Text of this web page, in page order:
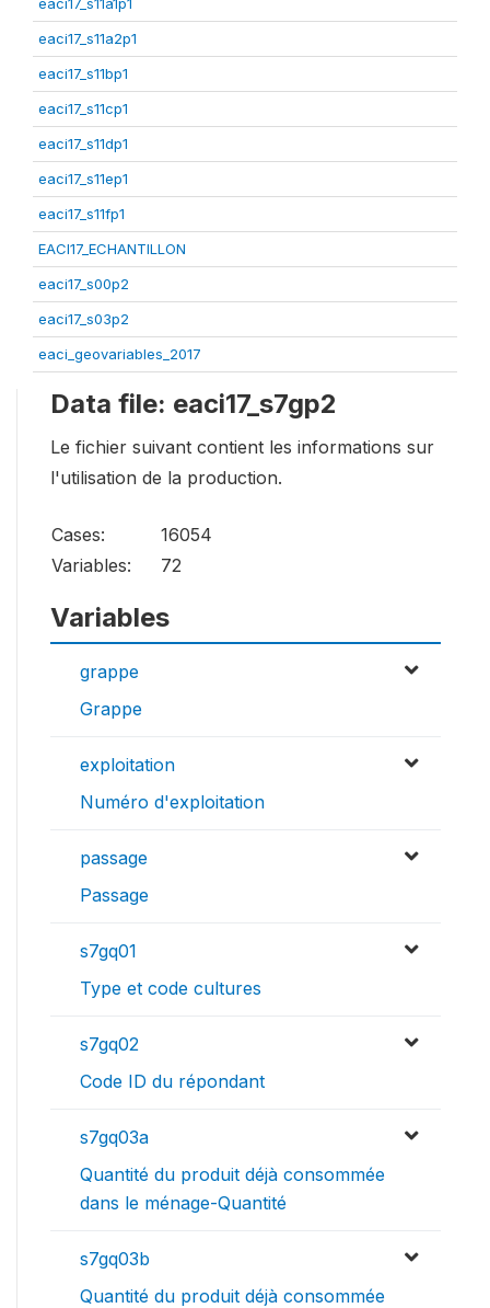
eaci17_s11a2p1
eaci17_s11bp1
eaci17_s11cp1
eaci17_s11dp1
eaci17_s11ep1
eaci17_s11fp1
EACI17_ECHANTILLON
eaci17_s00p2
eaci17_s03p2
eaci_geovariables_2017
Data file: eaci17_s7gp2
Le fichier suivant contient les informations sur
l'utilisation de la production.
Cases:
16054
Variables:
72
Variables
grappe
Grappe
exploitation
Numéro d'exploitation
passage
Passage
s7gq01
Type et code cultures
s7gq02
Code ID du répondant
s7gq03a
Quantité du produit déjà consommée
dans le ménage-Quantité
s7gq03b
Quantité du produit déjà consommée